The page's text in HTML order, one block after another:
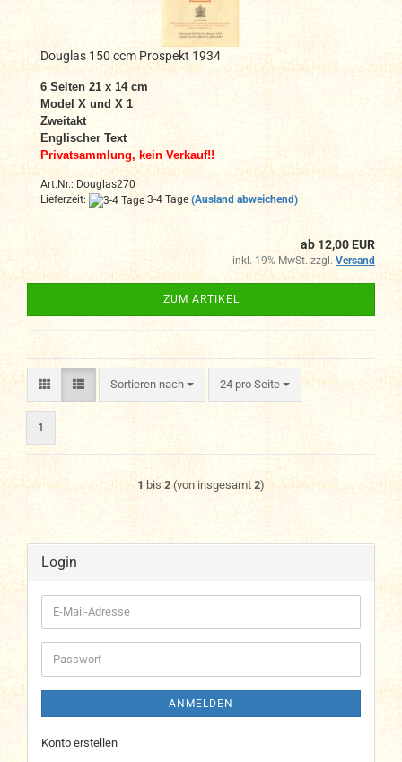
Douglas 150 ccm Prospekt 1934
6 Seiten 21 x 14 cm
Model X und X 1
Zweitakt
Englischer Text
Privatsammlung, kein Verkauf!!
Art.Nr.: Douglas270
Lieferzeit:
3-4 Tage (Ausland abweichend)
ab 12,00 EUR
inkl. 19% MwSt. zzgl. Versand
ZUM ARTIKEL
Sortieren nach
Sortieren nach 24 pro Seite
pro Seite
1
1 bis2(von insgesamt 2)
Login
E-
Mail-
Adresse
Passwort
ANMELDEN
Konto erstellen